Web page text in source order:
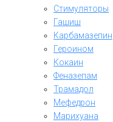
Стимуляторы
Гашиш
Карбамазепин
Героином
Кокаин
Феназепам
Трамадол
Мефедрон
Марихуана